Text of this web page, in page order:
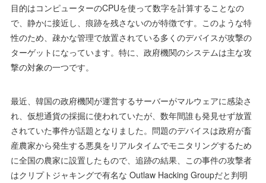
目的はコンピューターのCPUを使って数字を計算することなの
で、静かに接近し、痕跡を残さないのが特徴です。このような特
性のため、疎かな管理で放置されている多くのデバイスが攻撃の
ターゲットになっています。特に、政府機関のシステムは主な攻
撃の対象の一つです。
最近、韓国の政府機関が運営するサーバーがマルウェアに感染さ
れ、仮想通貨の採掘に使われていたが、数年間誰も発見せず放置
されていた事件が話題となりました。問題のデバイスは政府が畜
産農家から発生する悪臭をリアルタイムでモニタリングするため
に全国の農家に設置したもので、追跡の結果、この事件の攻撃者
はクリプトジャキングで有名な Outlaw Hacking Groupだと判明